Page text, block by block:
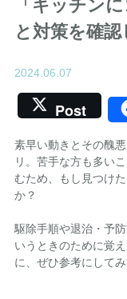
「キッチン
と対策を確
2024.06.07
Post
素早い動きとその醜
リ。苦手な方も多い
むため、もし見つけ
か？
駆除手順や退治・予
いうときのために覚
に、ぜひ参考にしてみ